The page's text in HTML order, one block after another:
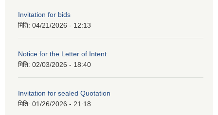
Invitation for bids
मिति: 04/21/2026 - 12:13
Notice for the Letter of Intent
मिति: 02/03/2026 - 18:40
Invitation for sealed Quotation
मिति: 01/26/2026 - 21:18